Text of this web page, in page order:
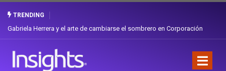
TRENDING
Gabriela Herrera y el arte de cambiarse el sombrero en Corporación